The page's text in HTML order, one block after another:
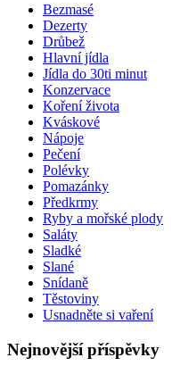
Bezmasé
Dezerty
Drůbež
Hlavní jídla
Jídla do 30ti minut
Konzervace
Koření života
Kváskové
Nápoje
Pečení
Polévky
Pomazánky
Předkrmy
Ryby a mořské plody
Saláty
Sladké
Slané
Snídaně
Těstoviny
Usnadněte si vaření
Nejnovější příspěvky